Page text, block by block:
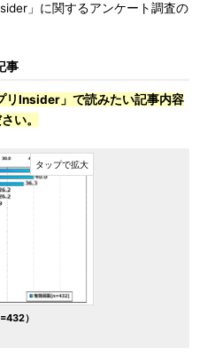
」に関するアンケート調査の
事
リInsider」で読みたい記事内容
い。
）